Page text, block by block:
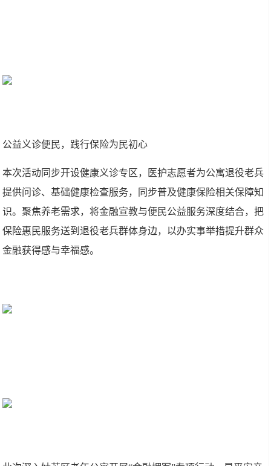
公益义诊便民，践行保险为民初心
本次活动同步开设健康义诊专区，医护志愿者为公寓退役老兵
提供问诊、基础健康检查服务，同步普及健康保险相关保障知
识。聚焦养老需求，将金融宣教与便民公益服务深度结合，把
保险惠民服务送到退役老兵群体身边，以办实事举措提升群众
金融获得感与幸福感。